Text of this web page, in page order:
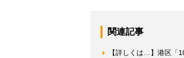
関連記事
【詳しくは…】港区「